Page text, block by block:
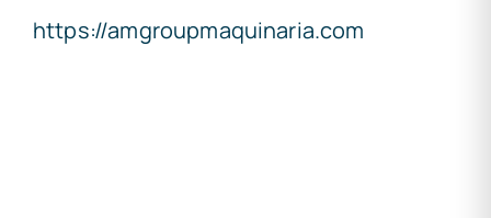
https://amgroupmaquinaria.com